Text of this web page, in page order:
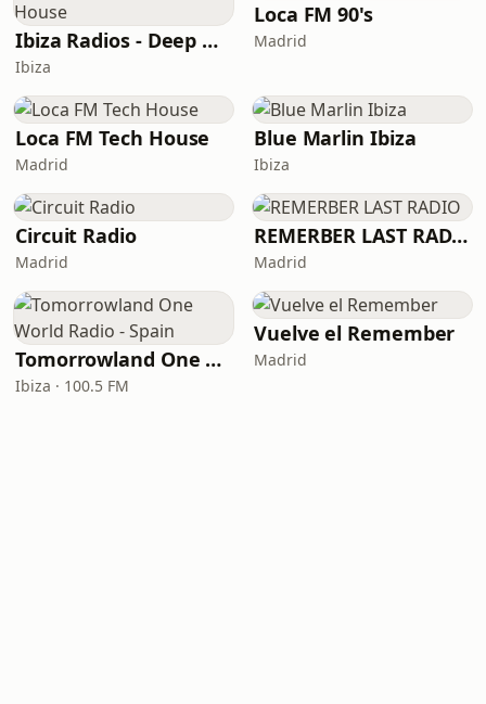
Ibiza Radios - Deep House
Ibiza
Loca FM 90's
Madrid
Loca FM Tech House
Madrid
Blue Marlin Ibiza
Ibiza
Circuit Radio
Madrid
REMERBER LAST RADIO
Madrid
Tomorrowland One World Radio - Spain
Ibiza · 100.5 FM
Vuelve el Remember
Madrid